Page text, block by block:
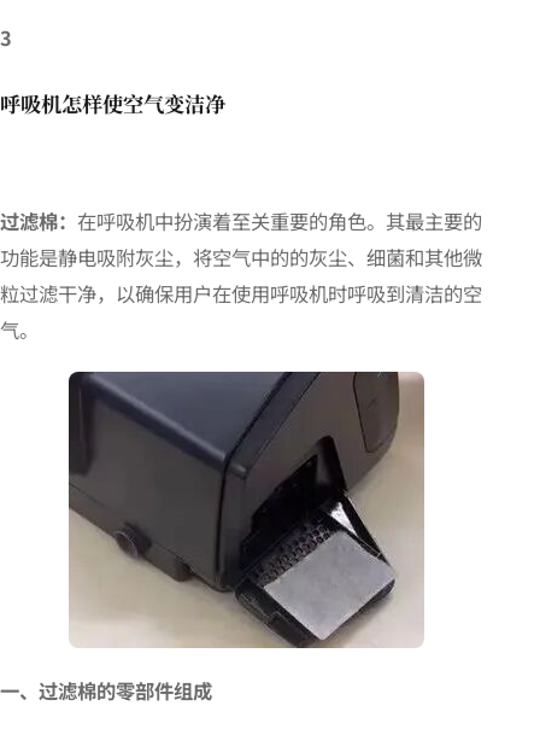
3
呼吸机怎样使空气变洁净
过滤棉： 在呼吸机中扮演着至关重要的角色。其最主要的
功能是静电吸附灰尘，将空气中的的灰尘、细菌和其他微
粒过滤干净，以确保用户在使用呼吸机时呼吸到清洁的空
气。
一、过滤棉的零部件组成